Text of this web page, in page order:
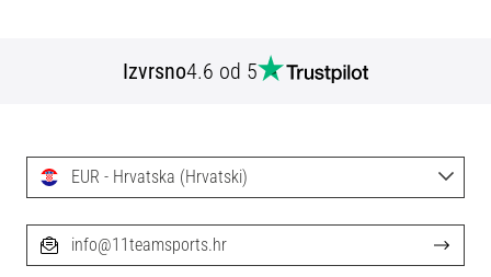
Izvrsno4.6 od 5
EUR - Hrvatska (Hrvatski)
info@11teamsports.hr